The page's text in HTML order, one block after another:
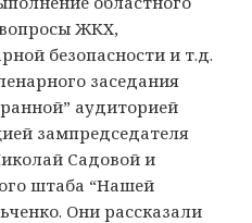
ЖКХ,
безопасности и т.д.
заседания
аудиторией
зампредседателя
Садовой и
штаба “Нашей
Они рассказали